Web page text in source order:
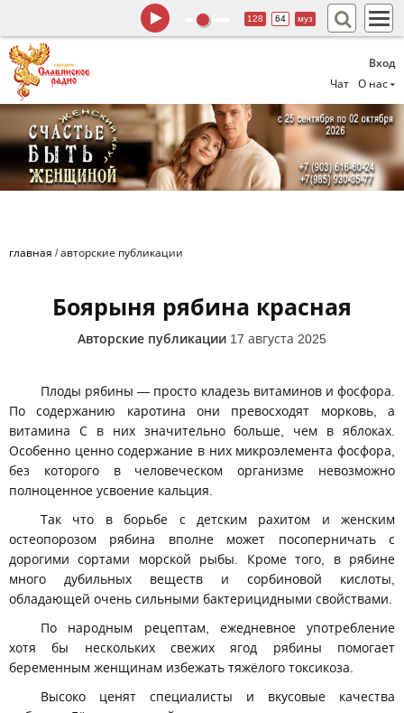
Вход
Чат
О нас
128 64 муз
главная /авторские публикации
Боярыня рябина красная
Авторские публикации 17 августа 2025
Плоды рябины — просто кладезь витаминов и фосфора.
По содержанию каротина они превосходят морковь, а
витамина С в них значительно больше, чем в яблоках.
Особенно ценно содержание в них микроэлемента фосфора,
без которого в человеческом организме невозможно
полноценное усвоение кальция.
Так что в борьбе с детским рахитом и женским
остеопорозом рябина вполне может посоперничать с
дорогими сортами морской рыбы. Кроме того, в рябине
много дубильных веществ и сорбиновой кислоты,
обладающей очень сильными бактерицидными свойствами.
По народным рецептам, ежедневное употребление
хотя бы нескольких свежих ягод рябины помогает
беременным женщинам избежать тяжёлого токсикоза.
Высоко ценят специалисты и вкусовые качества